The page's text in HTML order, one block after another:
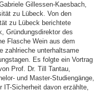
Gillessen-Kaesbach,
zu Lübeck. Von den
zu Lübeck berichtete
Gründungsdirektor des
Flasche Wein aus dem
zahlrieche unterhaltsame
Es folgte ein Vortrag
Prof. Dr. Till Tantau,
und Master-Studiengänge,
IT-Sicherheit davon erzählte,